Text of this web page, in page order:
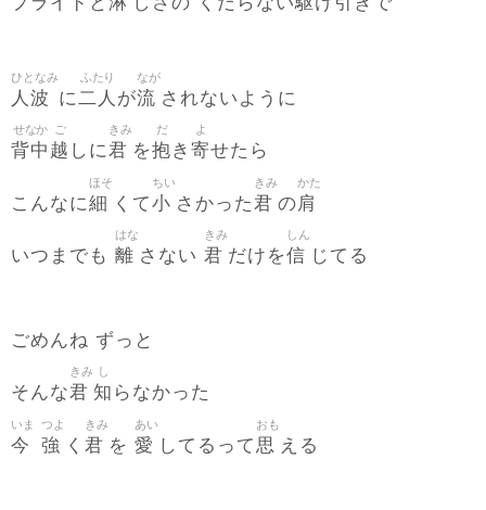
人波
ひとなみ
に二人
ふたり
が流
なが
されないように
背中
せなか
越
ご
しに君
きみ
を抱
だ
き 寄
よ
せたら
こんなに細
ほそ
くて小
ちい
さかった君
きみ
の肩
かた
いつまでも 離
はな
さない 君
きみ
だけを信
しん
じてる
ごめんね ずっと
そんな君
きみ
知
し
らなかった
今
いま
強
つよ
く 君
きみ
を 愛
あい
してるって 思
おも
える